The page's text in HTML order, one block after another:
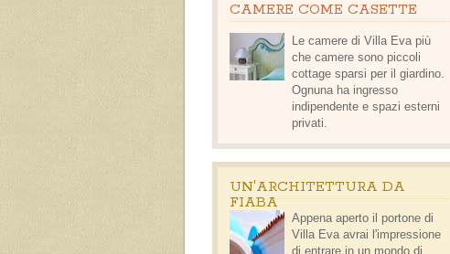
CAMERE COME CASETTE
Le camere di Villa Eva più
che camere sono piccoli
cottage sparsi per il giardino.
Ognuna ha ingresso
indipendente e spazi esterni
privati.
UN'ARCHITETTURA DA
FIABA
Appena aperto il portone di
Villa Eva avrai l'impressione
di entrare in un mondo di